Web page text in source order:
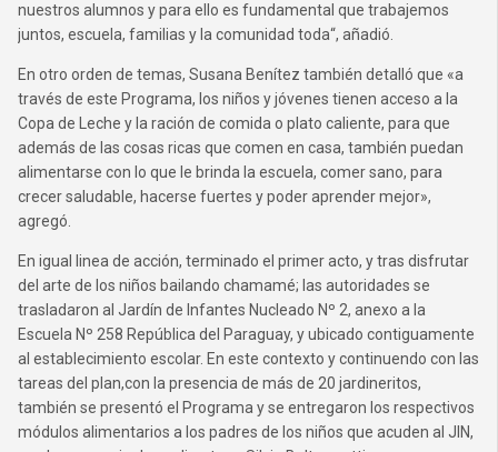
nuestros alumnos y para ello es fundamental que trabajemos
juntos, escuela, familias y la comunidad toda“, añadió.
En otro orden de temas, Susana Benítez también detalló que «a
través de este Programa, los niños y jóvenes tienen acceso a la
Copa de Leche y la ración de comida o plato caliente, para que
además de las cosas ricas que comen en casa, también puedan
alimentarse con lo que le brinda la escuela, comer sano, para
crecer saludable, hacerse fuertes y poder aprender mejor»,
agregó.
En igual linea de acción, terminado el primer acto, y tras disfrutar
del arte de los niños bailando chamamé; las autoridades se
trasladaron al Jardín de Infantes Nucleado Nº 2, anexo a la
Escuela Nº 258 República del Paraguay, y ubicado contiguamente
al establecimiento escolar. En este contexto y continuendo con las
tareas del plan,con la presencia de más de 20 jardineritos,
también se presentó el Programa y se entregaron los respectivos
módulos alimentarios a los padres de los niños que acuden al JIN,